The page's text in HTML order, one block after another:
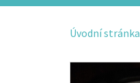
Úvodní stránka